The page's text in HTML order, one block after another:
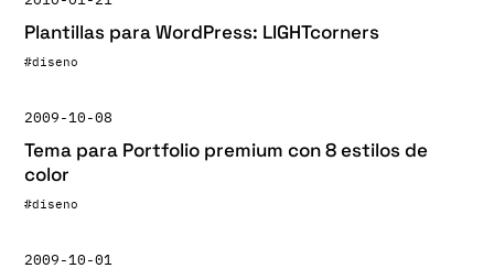
Plantillas para WordPress: LIGHTcorners
#diseno
2009-10-08
Tema para Portfolio premium con 8 estilos de
color
#diseno
2009-10-01